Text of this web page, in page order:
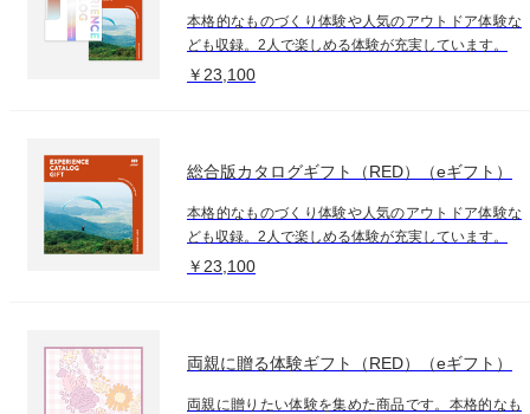
本格的なものづくり体験や人気のアウトドア体験な
ども収録。2人で楽しめる体験が充実しています。
￥23,100
総合版カタログギフト（RED）（eギフト）
本格的なものづくり体験や人気のアウトドア体験な
ども収録。2人で楽しめる体験が充実しています。
￥23,100
両親に贈る体験ギフト（RED）（eギフト）
両親に贈りたい体験を集めた商品です。本格的なも